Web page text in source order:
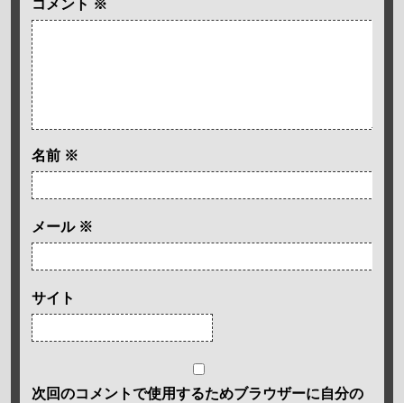
コメント ※
名前 ※
メール ※
サイト
次回のコメントで使用するためブラウザーに自分の